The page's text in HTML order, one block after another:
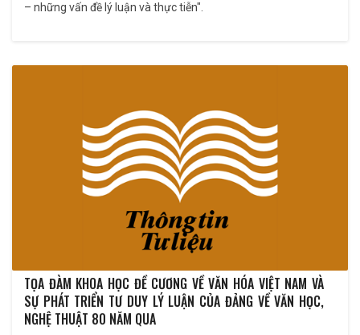
– những vấn đề lý luận và thực tiễn".
TỌA ĐÀM KHOA HỌC ĐỀ CƯƠNG VỀ VĂN HÓA VIỆT NAM VÀ
SỰ PHÁT TRIỂN TƯ DUY LÝ LUẬN CỦA ĐẢNG VỀ VĂN HỌC,
NGHỆ THUẬT 80 NĂM QUA